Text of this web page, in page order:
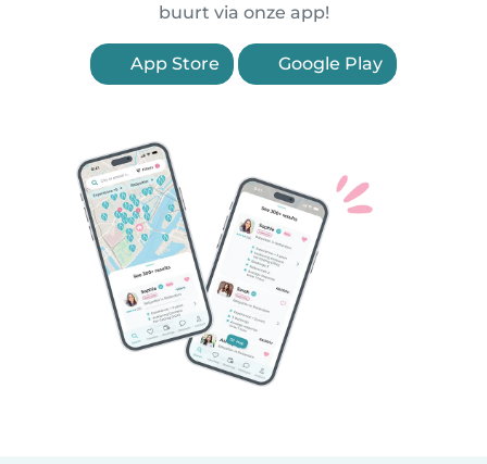
buurt via onze app!
App Store Google Play